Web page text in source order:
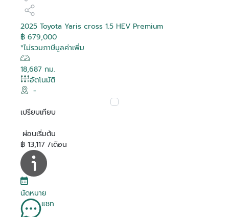
2025 Toyota Yaris cross 1.5 HEV Premium
฿ 679,000
*ไม่รวมภาษีมูลค่าเพิ่ม
18,687 กม.
อัตโนมัติ
-
เปรียบเทียบ
ผ่อนเริ่มต้น
฿ 13,117 /เดือน
นัดหมาย
แชท